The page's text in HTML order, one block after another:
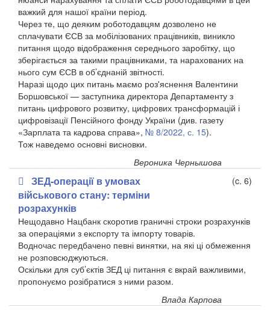
важкий для нашої країни період.
Через те, що деяким роботодавцям дозволено не
сплачувати ЄСВ за мобілізованих працівників, виникло
питання щодо відображення середнього заробітку, що
зберігається за такими працівниками, та нарахованих на
нього сум ЄСВ в об’єднаній звітності.
Наразі щодо цих питань маємо роз'яснення Валентини
Боршовської — заступника директора Департаменту з
питань цифрового розвитку, цифрових трансформацій і
цифровізації Пенсійного фонду України (див. газету
«Зарплата та кадрова справа», № 8/2022, с. 15).
Тож наведемо основні висновки.
Вероника Чернышова
ЗЕД-операції в умовах
військового стану: терміни
розрахунків
(c. 6)
Нещодавно Нацбанк скоротив граничні строки розрахунків
за операціями з експорту та імпорту товарів.
Водночас передбачено певні винятки, на які ці обмеження
не розповсюджуються.
Оскільки для суб’єктів ЗЕД ці питання є вкрай важливими,
пропонуємо розібратися з ними разом.
Влада Карпова